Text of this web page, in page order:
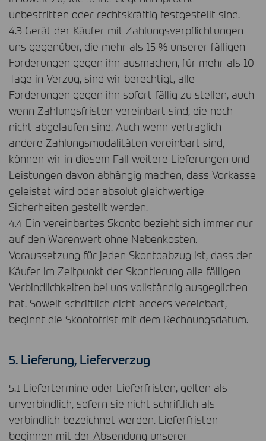
unbestritten oder rechtskräftig festgestellt sind.
4.3 Gerät der Käufer mit Zahlungsverpflichtungen
uns gegenüber, die mehr als 15 % unserer fälligen
Forderungen gegen ihn ausmachen, für mehr als 10
Tage in Verzug, sind wir berechtigt, alle
Forderungen gegen ihn sofort fällig zu stellen, auch
wenn Zahlungsfristen vereinbart sind, die noch
nicht abgelaufen sind. Auch wenn vertraglich
andere Zahlungsmodalitäten vereinbart sind,
können wir in diesem Fall weitere Lieferungen und
Leistungen davon abhängig machen, dass Vorkasse
geleistet wird oder absolut gleichwertige
Sicherheiten gestellt werden.
4.4 Ein vereinbartes Skonto bezieht sich immer nur
auf den Warenwert ohne Nebenkosten.
Voraussetzung für jeden Skontoabzug ist, dass der
Käufer im Zeitpunkt der Skontierung alle fälligen
Verbindlichkeiten bei uns vollständig ausgeglichen
hat. Soweit schriftlich nicht anders vereinbart,
beginnt die Skontofrist mit dem Rechnungsdatum.
5. Lieferung, Lieferverzug
5.1 Liefertermine oder Lieferfristen, gelten als
unverbindlich, sofern sie nicht schriftlich als
verbindlich bezeichnet werden. Lieferfristen
beginnen mit der Absendung unserer